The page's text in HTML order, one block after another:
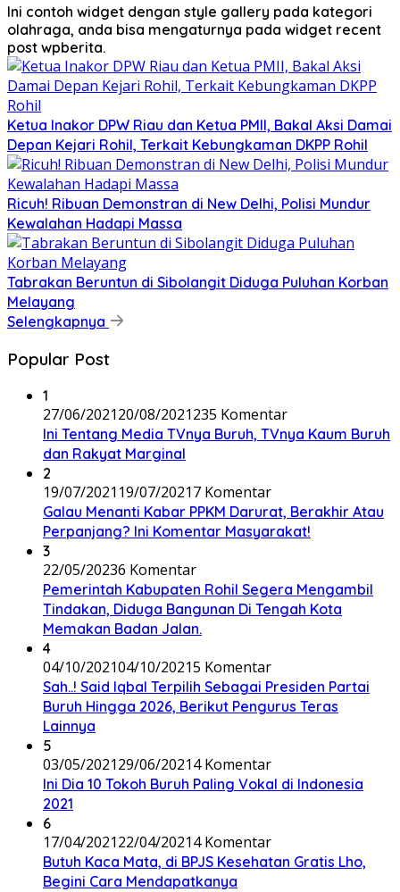
Ini contoh widget dengan style gallery pada kategori
olahraga, anda bisa mengaturnya pada widget recent
post wpberita.
Ketua Inakor DPW Riau dan Ketua PMII, Bakal Aksi Damai
Depan Kejari Rohil, Terkait Kebungkaman DKPP Rohil
Ricuh! Ribuan Demonstran di New Delhi, Polisi Mundur
Kewalahan Hadapi Massa
Tabrakan Beruntun di Sibolangit Diduga Puluhan Korban
Melayang
Selengkapnya
Popular Post
1
27/06/202120/08/2021235 Komentar
Ini Tentang Media TVnya Buruh, TVnya Kaum Buruh
dan Rakyat Marginal
2
19/07/2021 19/07/20217 Komentar
Galau Menanti Kabar PPKM Darurat, Berakhir Atau
Perpanjang? Ini Komentar Masyarakat!
3
22/05/20236 Komentar
Pemerintah Kabupaten Rohil Segera Mengambil
Tindakan, Diduga Bangunan Di Tengah Kota
Memakan Badan Jalan.
4
04/10/202104/10/20215 Komentar
Sah..! Said Iqbal Terpilih Sebagai Presiden Partai
Buruh Hingga 2026, Berikut Pengurus Teras
Lainnya
5
03/05/202129/06/20214 Komentar
Ini Dia 10 Tokoh Buruh Paling Vokal di Indonesia
2021
6
17/04/202122/04/20214 Komentar
Butuh Kaca Mata, di BPJS Kesehatan Gratis Lho,
Begini Cara Mendapatkanya